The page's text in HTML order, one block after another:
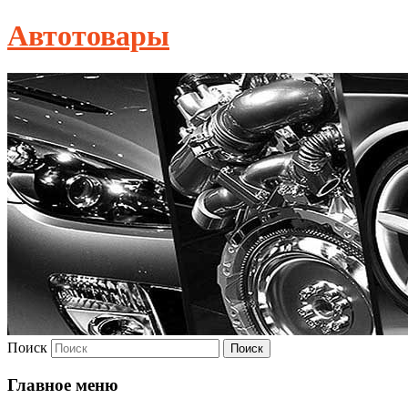
Автотовары
Поиск
Главное меню